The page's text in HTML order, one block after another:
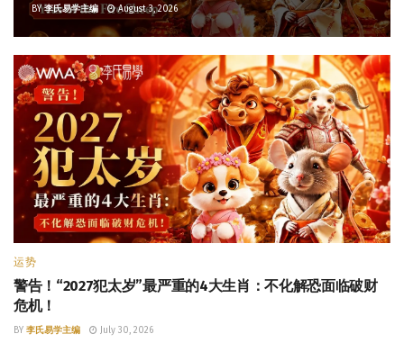
BY 李氏易学主编 August 3, 2026
运势
警告！“2027犯太岁”最严重的4大生肖：不化解恐面临破财
危机！
BY 李氏易学主编 July 30, 2026